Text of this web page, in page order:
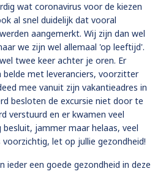
wat coronavirus voor de kiezen
al snel duidelijk dat vooral
aangemerkt. Wij zijn dan wel
we zijn wel allemaal 'op leeftijd'.
twee keer achter je oren. Er
belde met leveranciers, voorzitter
mee vanuit zijn vakantieadres in
besloten de excursie niet door te
verstuurd en er kwamen veel
besluit, jammer maar helaas, veel
let op jullie gezondheid!
ieder een goede gezondheid in deze